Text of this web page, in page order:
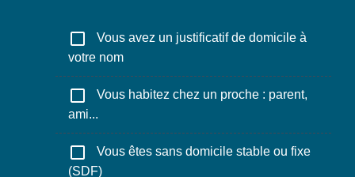
check_box_outline_blank
Vous avez un justificatif de domicile à
votre nom
check_box_outline_blank
Vous habitez chez un proche : parent,
ami...
check_box_outline_blank
Vous êtes sans domicile stable ou fixe
(SDF)